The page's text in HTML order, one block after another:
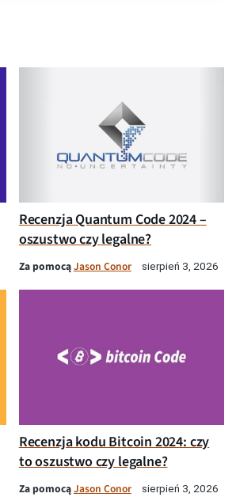
Recenzja Quantum Code 2024 –
oszustwo czy legalne?
Za pomocąJason Conor sierpień 3, 2026
Recenzja kodu Bitcoin 2024: czy
to oszustwo czy legalne?
Za pomocąJason Conor sierpień 3, 2026